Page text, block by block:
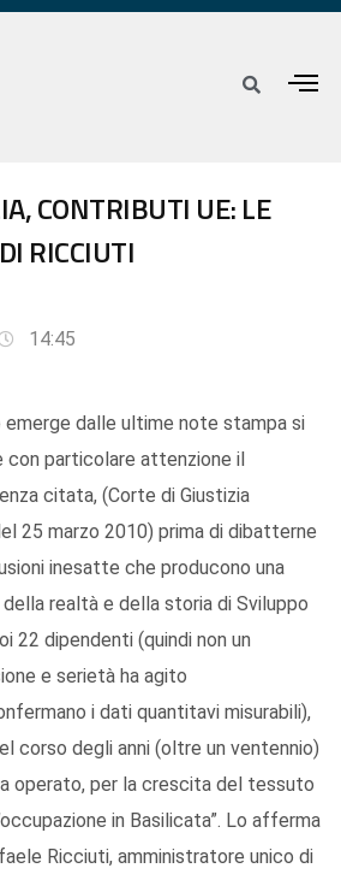
CONTRIBUTI UE: LE
RICCIUTI
14:45
emerge dalle ultime note stampa si
con particolare attenzione il
citata, (Corte di Giustizia
25 marzo 2010) prima di dibatterne
inesatte che producono una
realtà e della storia di Sviluppo
22 dipendenti (quindi non un
e serietà ha agito
i dati quantitavi misurabili),
corso degli anni (oltre un ventennio)
operato, per la crescita del tessuto
in Basilicata”. Lo afferma
Ricciuti, amministratore unico di